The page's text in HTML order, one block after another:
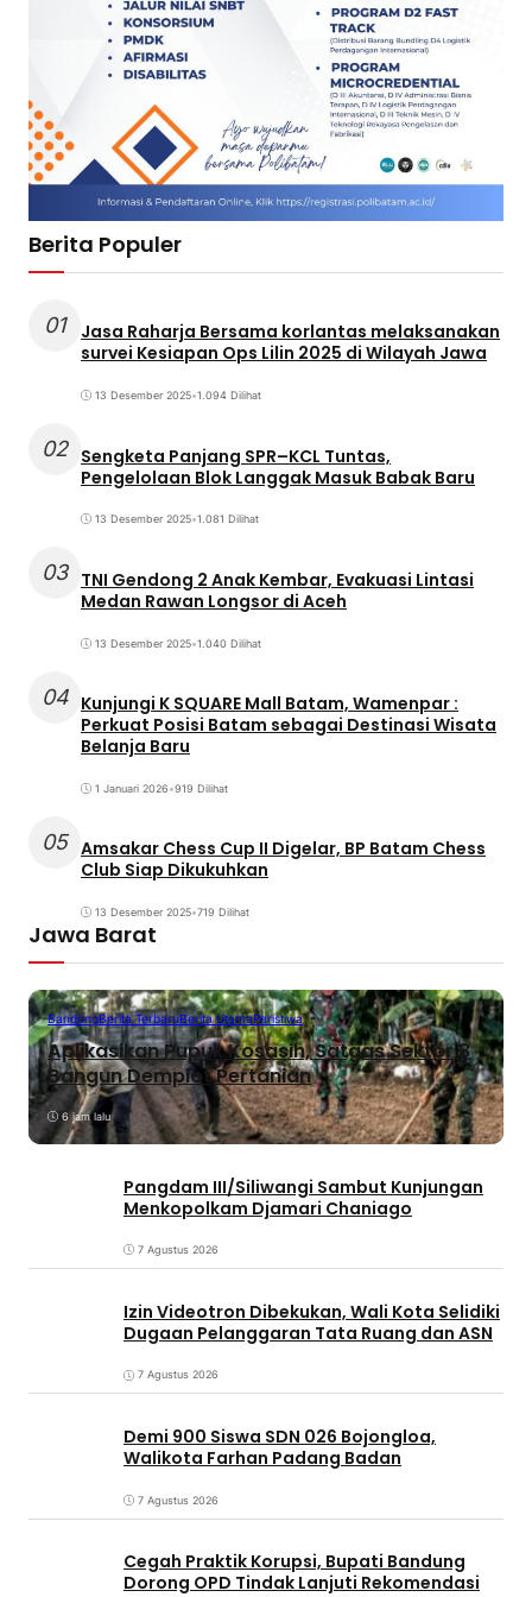
Berita Populer
01
Jasa Raharja Bersama korlantas melaksanakan
survei Kesiapan Ops Lilin 2025 di Wilayah Jawa
13 Desember 2025•1.094 Dilihat
02 Sengketa Panjang SPR–KCL Tuntas,
Pengelolaan Blok Langgak Masuk Babak Baru
13 Desember 2025•1.081 Dilihat
03 TNI Gendong 2 Anak Kembar, Evakuasi Lintasi
Medan Rawan Longsor di Aceh
13 Desember 2025•1.040 Dilihat
04 Kunjungi K SQUARE Mall Batam, Wamenpar :
Perkuat Posisi Batam sebagai Destinasi Wisata
Belanja Baru
1 Januari 2026•919 Dilihat
05 Amsakar Chess Cup II Digelar, BP Batam Chess
Club Siap Dikukuhkan
13 Desember 2025•719 Dilihat
Jawa Barat
BandungBerita TerbaruBerita UtamaPeristiwa
Aplikasikan Pupuk Kosasih, Satgas Sektor 8
Bangun Demplot Pertanian
6 jam lalu
Pangdam III/Siliwangi Sambut Kunjungan
Menkopolkam Djamari Chaniago
7 Agustus 2026
Izin Videotron Dibekukan, Wali Kota Selidiki
Dugaan Pelanggaran Tata Ruang dan ASN
7 Agustus 2026
Demi 900 Siswa SDN 026 Bojongloa,
Walikota Farhan Padang Badan
7 Agustus 2026
Cegah Praktik Korupsi, Bupati Bandung
Dorong OPD Tindak Lanjuti Rekomendasi